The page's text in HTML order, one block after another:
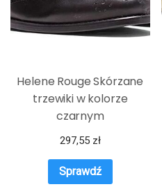
Helene Rouge Skórzane
trzewiki w kolorze
czarnym
297,55 zł
Sprawdź